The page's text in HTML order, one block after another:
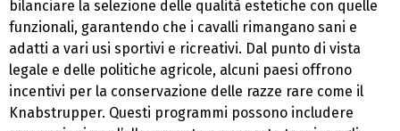
bilanciare la selezione delle qualità estetiche con quelle
funzionali, garantendo che i cavalli rimangano sani e
adatti a vari usi sportivi e ricreativi. Dal punto di vista
legale e delle politiche agricole, alcuni paesi offrono
incentivi per la conservazione delle razze rare come il
Knabstrupper. Questi programmi possono includere